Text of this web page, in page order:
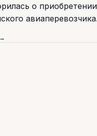
о приобретении